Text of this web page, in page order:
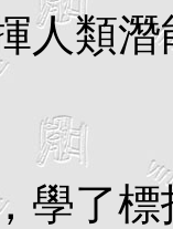
人類
學了